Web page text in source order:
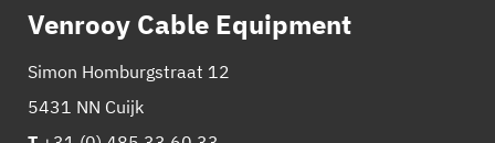
Venrooy Cable Equipment
Simon Homburgstraat 12
5431 NN Cuijk